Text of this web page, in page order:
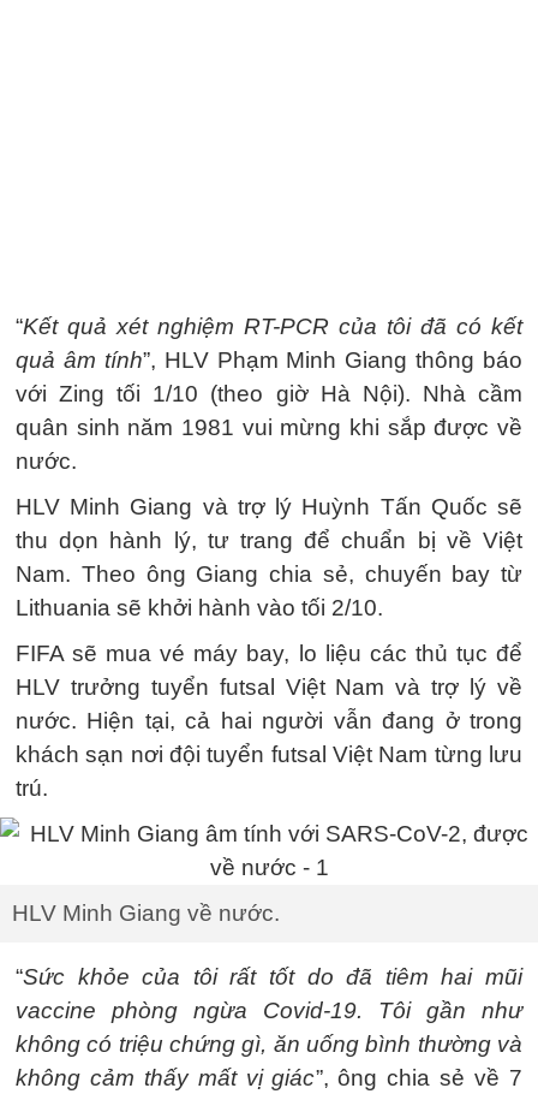
“Kết quả xét nghiệm RT-PCR của tôi đã có kết
quả âm tính”, HLV Phạm Minh Giang thông báo
với Zing tối 1/10 (theo giờ Hà Nội). Nhà cầm
quân sinh năm 1981 vui mừng khi sắp được về
nước.
HLV Minh Giang và trợ lý Huỳnh Tấn Quốc sẽ
thu dọn hành lý, tư trang để chuẩn bị về Việt
Nam. Theo ông Giang chia sẻ, chuyến bay từ
Lithuania sẽ khởi hành vào tối 2/10.
FIFA sẽ mua vé máy bay, lo liệu các thủ tục để
HLV trưởng tuyển futsal Việt Nam và trợ lý về
nước. Hiện tại, cả hai người vẫn đang ở trong
khách sạn nơi đội tuyển futsal Việt Nam từng lưu
trú.
HLV Minh Giang về nước.
“Sức khỏe của tôi rất tốt do đã tiêm hai mũi
vaccine phòng ngừa Covid-19. Tôi gần như
không có triệu chứng gì, ăn uống bình thường và
không cảm thấy mất vị giác”, ông chia sẻ về 7